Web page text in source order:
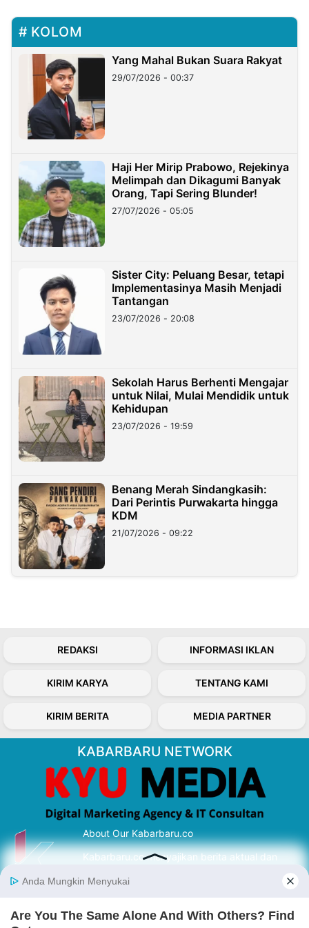
KOLOM
Yang Mahal Bukan Suara Rakyat
29/07/2026 - 00:37
Haji Her Mirip Prabowo, Rejekinya
Melimpah dan Dikagumi Banyak
Orang, Tapi Sering Blunder!
27/07/2026 - 05:05
Sister City: Peluang Besar, tetapi
Implementasinya Masih Menjadi
Tantangan
23/07/2026 - 20:08
Sekolah Harus Berhenti Mengajar
untuk Nilai, Mulai Mendidik untuk
Kehidupan
23/07/2026 - 19:59
Benang Merah Sindangkasih:
Dari Perintis Purwakarta hingga
KDM
21/07/2026 - 09:22
REDAKSI INFORMASI IKLAN
KIRIM KARYA TENTANG KAMI
KIRIM BERITA MEDIA PARTNER
KABARBARU NETWORK
About Our Kabarbaru.co
Kabarbaru.co menyajikan berita aktual dan
serta terverifikasi dari sumber yang tepat.
Follow Kabarbaru